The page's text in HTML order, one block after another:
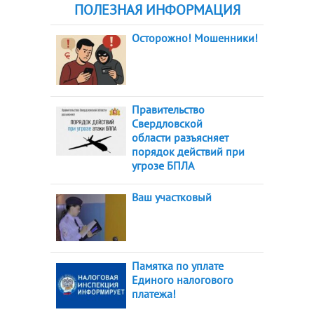
ПОЛЕЗНАЯ ИНФОРМАЦИЯ
Осторожно! Мошенники!
Правительство
Свердловской
области разъясняет
порядок действий при
угрозе БПЛА
Ваш участковый
Памятка по уплате
Единого налогового
платежа!